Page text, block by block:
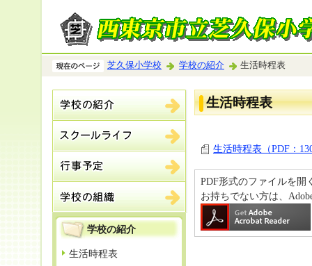
芝久保小学校 学校の紹介 生活時程表
学校の紹介
生活時程表
生活時程表
生活時程表（PDF：
PDF形式のファイルを開
お持ちでない方は、